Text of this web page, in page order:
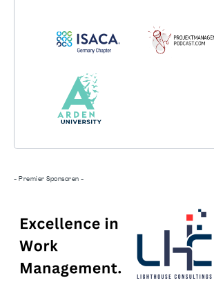
- Premier Sponsoren -